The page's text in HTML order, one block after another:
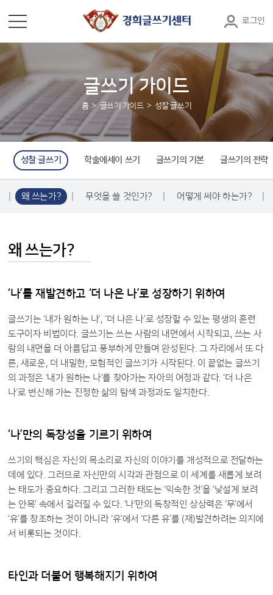
로그인
글쓰기 가이드
홈 글쓰기 가이드 성찰 글쓰기
성찰 글쓰기 학술에세이 쓰기 글쓰기의 기본 글쓰기의 전략
왜 쓰는가? 무엇을 쓸 것인가? 어떻게 써야 하는가?
왜 쓰는가?
‘나’를 재발견하고 ‘더 나은 나’로 성장하기 위하여
글쓰기는 ‘내가 원하는 나’, ‘더 나은 나’로 성장할 수 있는 평생의 훈련
도구이자 비법이다. 글쓰기는 쓰는 사람의 내면에서 시작되고, 쓰는 사
람의 내면을 더 아름답고 풍부하게 만들며 완성된다. 그 자리에서 또 다
른, 새로운, 더 내밀한, 모험적인 글쓰기가 시작된다. 이 끝없는 글쓰기
의 과정은 ‘내가 원하는 나’를 찾아가는 자아의 여정과 같다. ‘더 나은
나’로 변신해 가는 진정한 삶의 탐색 과정과도 일치한다.
‘나’만의 독창성을 기르기 위하여
쓰기의 핵심은 자신의 목소리로 자신의 이야기를 개성적으로 전달하는
데에 있다. 그러므로 자신만의 시각과 관점으로 이 세계를 새롭게 보려
는 태도가 중요하다. 그리고 그러한 태도는 ‘익숙한 것’을 ‘낯설게 보려
는 안목’ 속에서 길러질 수 있다. ‘나’만의 독창적인 상상력은 ‘무’에서
‘유’를 창조하는 것이 아니라 ‘유’에서 ‘다른 유’를 (재)발견하려는 의지에
서 비롯되는 것이다.
타인과 더불어 행복해지기 위하여